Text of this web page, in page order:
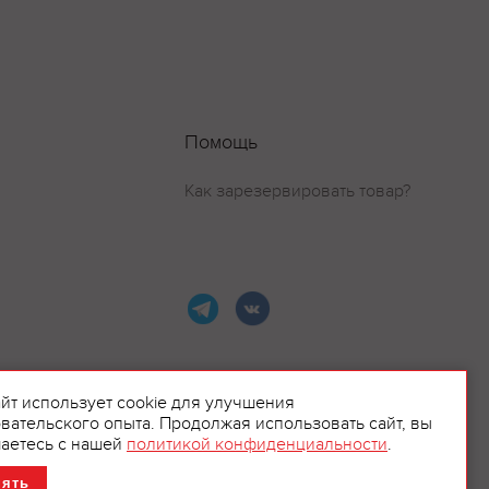
Помощь
Как зарезервировать товар?
использует cookie для улучшения
опыта. Продолжая использовать сайт, вы
с нашей политикой конфиденциальности.